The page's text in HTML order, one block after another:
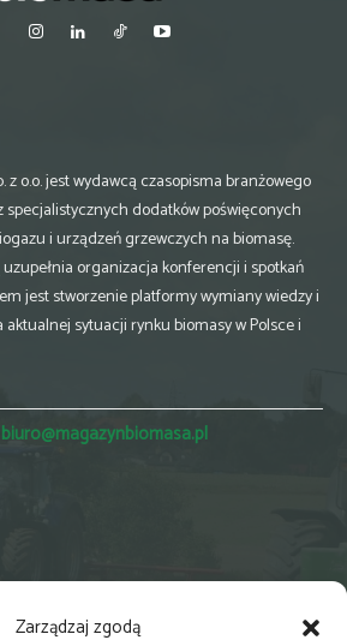
Zarządzaj zgodą
z o.o. jest wydawcą czasopisma branżowego
specjalistycznych dodatków poświęconych
i urządzeń grzewczych na biomasę.
organizacja konferencji i spotkań
jest stworzenie platformy wymiany wiedzy i
sytuacji rynku biomasy w Polsce i
biuro@magazynbiomasa.pl